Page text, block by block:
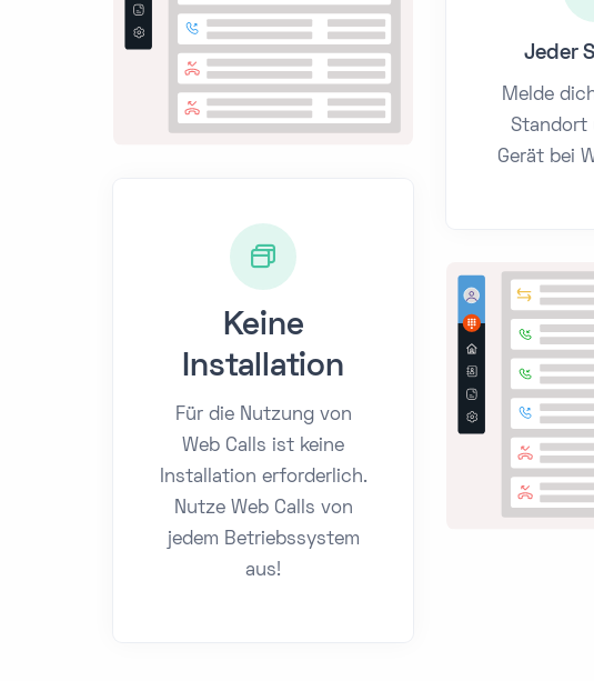
Keine
Installation
Für die Nutzung von
Web Calls ist keine
Installation erforderlich.
Nutze Web Calls von
jedem Betriebssystem
aus!
Jeder
Melde
Standort
Gerät bei